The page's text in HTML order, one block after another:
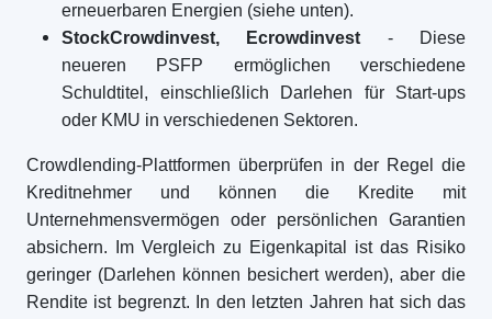
erneuerbaren Energien (siehe unten).
StockCrowdinvest, Ecrowdinvest - Diese
neueren PSFP ermöglichen verschiedene
Schuldtitel, einschließlich Darlehen für Start-ups
oder KMU in verschiedenen Sektoren.
Crowdlending-Plattformen überprüfen in der Regel die
Kreditnehmer und können die Kredite mit
Unternehmensvermögen oder persönlichen Garantien
absichern. Im Vergleich zu Eigenkapital ist das Risiko
geringer (Darlehen können besichert werden), aber die
Rendite ist begrenzt. In den letzten Jahren hat sich das